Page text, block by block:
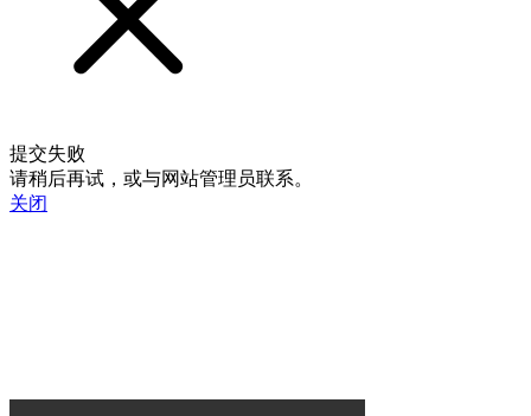
提交失败
请稍后再试，或与网站管理员联系。
关闭